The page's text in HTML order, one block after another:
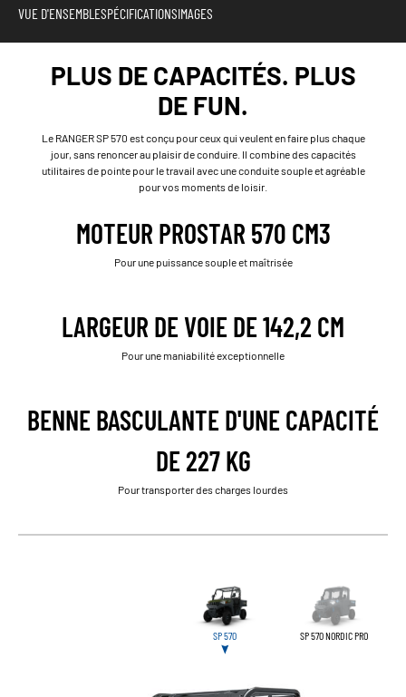
VUE D'ENSEMBLESPÉCIFICATIONSIMAGES
PLUS DE CAPACITÉS. PLUS
DE FUN.
Le RANGER SP 570 est conçu pour ceux qui veulent en faire plus chaque
jour, sans renoncer au plaisir de conduire. Il combine des capacités
utilitaires de pointe pour le travail avec une conduite souple et agréable
pour vos moments de loisir.
MOTEUR PROSTAR 570 CM3
Pour une puissance souple et maîtrisée
LARGEUR DE VOIE DE 142,2 CM
Pour une maniabilité exceptionnelle
BENNE BASCULANTE D'UNE CAPACITÉ
DE 227 KG
Pour transporter des charges lourdes
SP 570 SP 570 NORDIC PRO